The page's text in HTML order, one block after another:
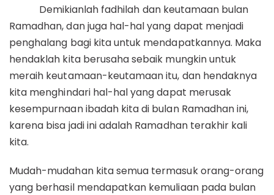
Demikianlah fadhilah dan keutamaan bulan
Ramadhan, dan juga hal-hal yang dapat menjadi
penghalang bagi kita untuk mendapatkannya. Maka
hendaklah kita berusaha sebaik mungkin untuk
meraih keutamaan-keutamaan itu, dan hendaknya
kita menghindari hal-hal yang dapat merusak
kesempurnaan ibadah kita di bulan Ramadhan ini,
karena bisa jadi ini adalah Ramadhan terakhir kali
kita.
Mudah-mudahan kita semua termasuk orang-orang
yang berhasil mendapatkan kemuliaan pada bulan